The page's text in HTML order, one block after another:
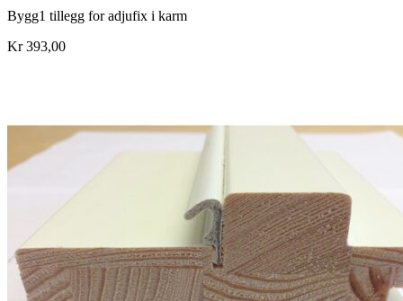
Bygg1 tillegg for adjufix i karm
Kr 393,00